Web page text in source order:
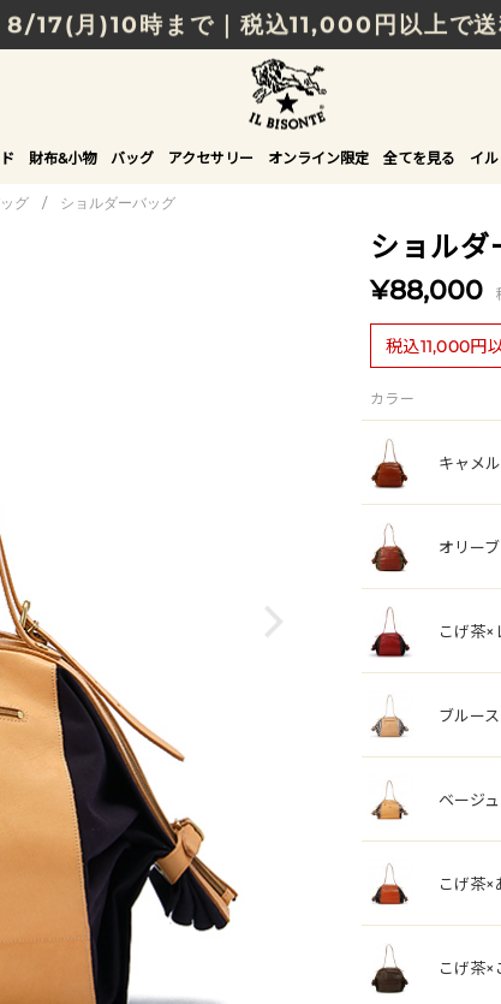
8/17(月)10時まで｜税込11,000円以上で送
贈る相手やシーンから選べる、新しいギフト
NEW IN｜COLOR LEATHER
財布&小物 バッグ アクセサリー オンライン限定 全てを見る イ
グ / ショルダーバッグ
ショルダ
¥88,000
税込11,000円
カラー
キャメ
オリー
こげ茶×
ブルー
ベージ
こげ茶×
こげ茶×